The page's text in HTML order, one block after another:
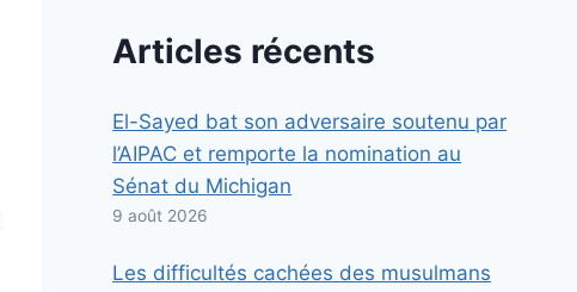
Articles récents
El-Sayed bat son adversaire soutenu par
l’AIPAC et remporte la nomination au
Sénat du Michigan
9 août 2026
Les difficultés cachées des musulmans